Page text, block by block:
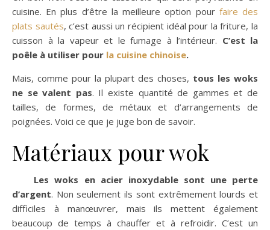
cuisine. En plus d’être la meilleure option pour faire des
plats sautés, c’est aussi un récipient idéal pour la friture, la
cuisson à la vapeur et le fumage à l’intérieur. C’est la
poêle à utiliser pour la cuisine chinoise.
Mais, comme pour la plupart des choses, tous les woks
ne se valent pas. Il existe quantité de gammes et de
tailles, de formes, de métaux et d’arrangements de
poignées. Voici ce que je juge bon de savoir.
Matériaux pour wok
Les woks en acier inoxydable sont une perte
d’argent. Non seulement ils sont extrêmement lourds et
difficiles à manœuvrer, mais ils mettent également
beaucoup de temps à chauffer et à refroidir. C’est un